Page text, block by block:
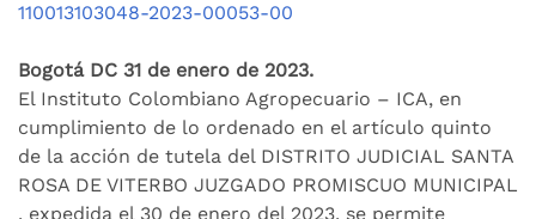
110013103048-2023-00053-00
​Bogotá DC 31 de enero de 2023.
El Instituto Colombiano Agropecuario – ICA, en
cumplimiento de lo ordenado en el artículo quinto
de la acción de tutela del DISTRITO JUDICIAL SANTA
ROSA DE VITERBO JUZGADO PROMISCUO MUNICIPAL
, expedida el 30 de enero del 2023, se permite